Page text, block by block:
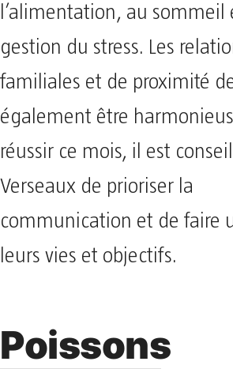
l’alimentation, au sommeil
gestion du stress. Les
familiales et de proximité
également être
réussir ce mois, il est
Verseaux de prioriser la
communication et de faire
leurs vies et objectifs.
Poissons